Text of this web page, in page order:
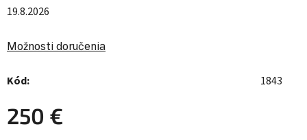
19.8.2026
Možnosti doručenia
Kód: 1843
250 €